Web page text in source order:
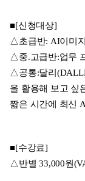
■[신청대상]
△초급반: AI이미
△중.고급반:업무
△공통:달리
을 활용해 보고 싶
짧은 시간에 최신
■[수강료]
△반별 33,000원